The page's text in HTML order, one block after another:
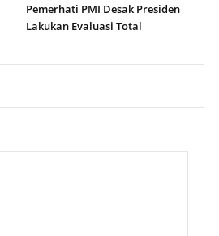
Pemerhati PMI Desak Presiden
Lakukan Evaluasi Total